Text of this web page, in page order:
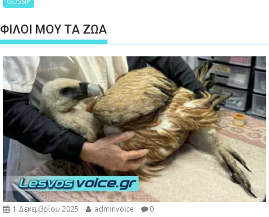
ΦΙΛΟΙ ΜΟΥ ΤΑ ΖΩΑ
1 Δεκεμβρίου 2025 adminvoice 0